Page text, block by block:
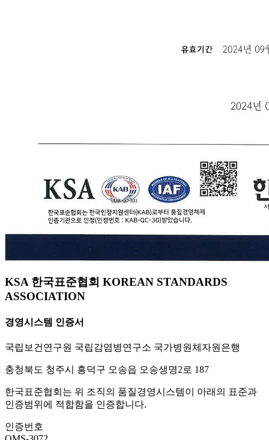
KSA 한국표준협회 KOREAN STANDARDS
ASSOCIATION
경영시스템 인증서
국립보건연구원 국립감염병연구소 국가병원체자원은행
충청북도 청주시 흥덕구 오송읍 오송생명2로 187
한국표준협회는 위 조직의 품질경영시스템이 아래의 표준과
인증범위에 적합함을 인증합니다.
인증번호